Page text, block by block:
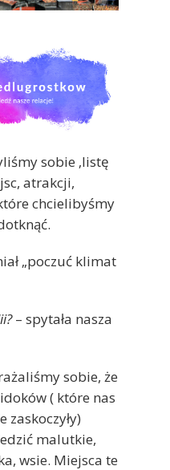
sobie ‚listę
atrakcji,
chcielibyśmy
„poczuć klimat
– spytała nasza
sobie, że
( które nas
malutkie,
wsie. Miejsca te